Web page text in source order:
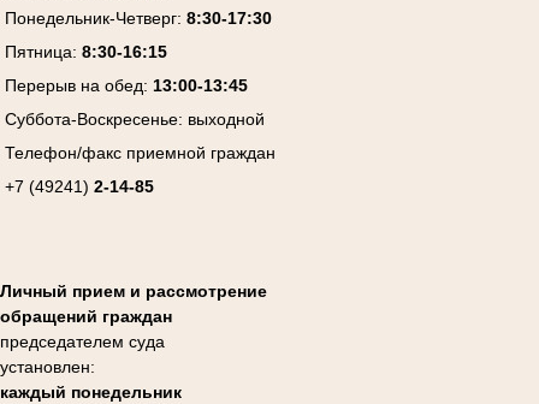
Понедельник-Четверг: 8:30-17:30
Пятница: 8:30-16:15
Перерыв на обед: 13:00-13:45
Суббота-Воскресенье: выходной
Телефон/факс приемной граждан
+7 (49241) 2-14-85
Личный прием и рассмотрение
обращений граждан
председателем суда
установлен:
каждый понедельник